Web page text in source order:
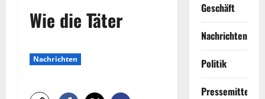
Wie die Täter
Nachrichten
Geschäft
Nachrichten
Politik